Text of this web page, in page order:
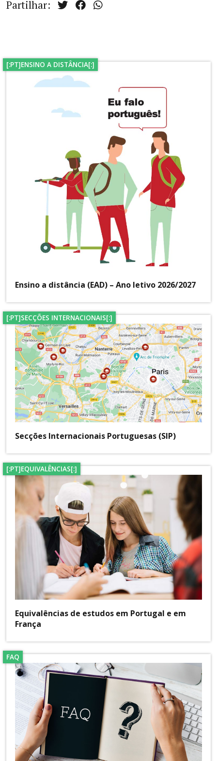
Partilhar:
[:PT]ENSINO A DISTÂNCIA[:]
Ensino a distância (EAD) – Ano letivo 2026/2027
[:PT]SECÇÕES INTERNACIONAIS[:]
Secções Internacionais Portuguesas (SIP)
[:PT]EQUIVALÊNCIAS[:]
Equivalências de estudos em Portugal e em
França
FAQ